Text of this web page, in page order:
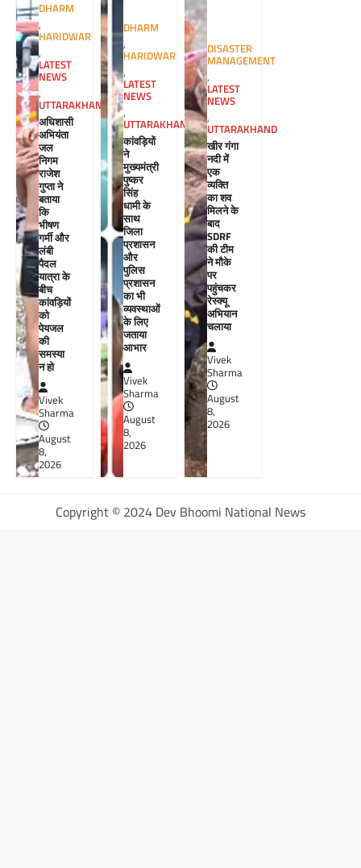
DHARM
,
HARIDWAR
,
LATEST
NEWS
,
UTTARAKHAND
अधिशासी
अभियंता
जल
निगम
राजेश
गुप्ता ने
बताया
कि
भीषण
गर्मी और
लंबी
पैदल
यात्रा के
बीच
कांवड़ियों
को
पेयजल
की
समस्या
न हो
Vivek
Sharma
August
8,
2026
DHARM
,
HARIDWAR
,
LATEST
NEWS
,
UTTARAKHAND
कांवड़ियों
ने
मुख्यमंत्री
पुष्कर
सिंह
धामी के
साथ
जिला
प्रशासन
और
पुलिस
प्रशासन
का भी
व्यवस्थाओं
के लिए
जताया
आभार
Vivek
Sharma
August
8,
2026
DISASTER
MANAGEMENT
,
LATEST
NEWS
,
UTTARAKHAND
खीर गंगा
नदी में
एक
व्यक्ति
का शव
मिलने के
बाद
SDRF
की टीम
ने मौके
पर
पहुंचकर
रेस्क्यू
अभियान
चलाया
Vivek
Sharma
August
8,
2026
Copyright © 2024 Dev Bhoomi National News